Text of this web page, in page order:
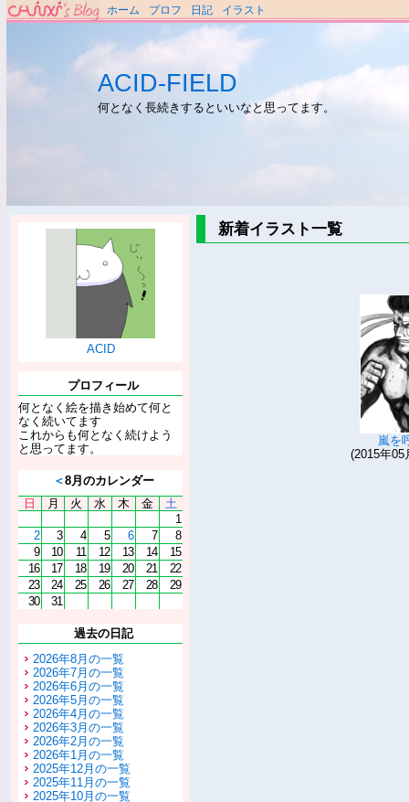
ホーム プロフ 日記 イラスト
ACID-FIELD
何となく長続きするといいなと思ってます。
ACID
プロフィール
何となく絵を描き始めて何と
なく続いてます
これからも何となく続けよう
と思ってます。
＜8月のカレンダー
日
月 火 水 木 金
土
1
2
3 4 5 6 7
8
9
10 11 12 13 14
15
16
17 18 19 20 21
22
23
24 25 26 27 28
29
30
31
過去の日記
2026年8月の一覧
2026年7月の一覧
2026年6月の一覧
2026年5月の一覧
2026年4月の一覧
2026年3月の一覧
2026年2月の一覧
2026年1月の一覧
2025年12月の一覧
2025年11月の一覧
2025年10月の一覧
新着イラスト一覧
嵐を
(2015年05